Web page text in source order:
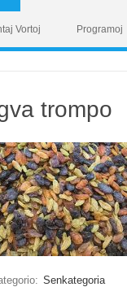
Vortoj Programoj
trompo
Senkategoria